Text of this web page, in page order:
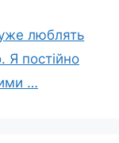
люблять
Я постійно
…